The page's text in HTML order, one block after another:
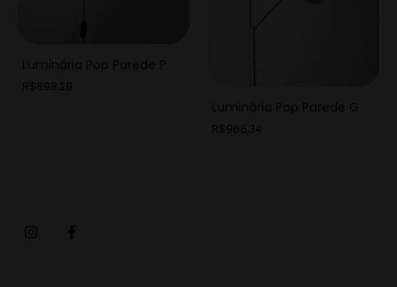
Luminária Pop Parede P
R$898,28
Luminária Pop Parede G
R$966,34